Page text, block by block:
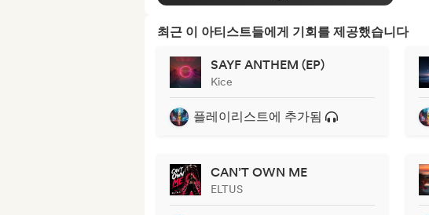
최근 이 아티스트들에게 기회를 제공했습니다
SAYF ANTHEM (EP)
Kice
플레이리스트에 추가됨
CAN’T OWN ME
ELTUS